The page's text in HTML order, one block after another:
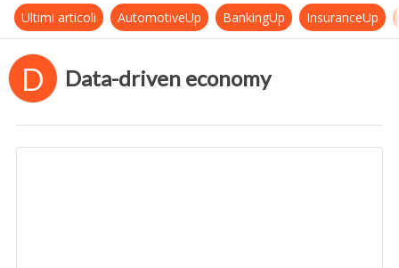
Ultimi articoli AutomotiveUp BankingUp InsuranceUp
D Data-driven economy